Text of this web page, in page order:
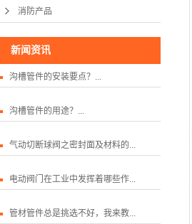
消防产品
新闻资讯
沟槽管件的安装要点？...
沟槽管件的用途？...
气动切断球阀之密封面及材料的...
电动阀门在工业中发挥着哪些作...
管材管件总是挑选不好，我来教...